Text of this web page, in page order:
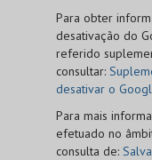
Para obter
desativação do
referido
consultar:
desativar o
Para mais
efetuado no
consulta de: